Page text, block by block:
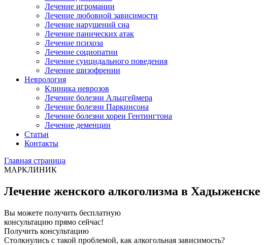
Лечение игромании
Лечение любовной зависимости
Лечение нарушений сна
Лечение панических атак
Лечение психоза
Лечение социопатии
Лечение суицидального поведения
Лечение шизофрении
Неврология
Клиника неврозов
Лечение болезни Альцгеймера
Лечение болезни Паркинсона
Лечение болезни хореи Гентингтона
Лечение деменции
Статьи
Контакты
Главная страница
МАРКЛИНИК
Лечение женского алкоголизма в Хадыженске
Вы можете получить бесплатную
консультацию прямо сейчас!
Получить консультацию
Столкнулись с такой проблемой, как алкогольная зависимость?